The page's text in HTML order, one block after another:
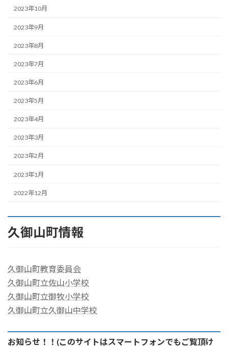
2023年10月
2023年9月
2023年8月
2023年7月
2023年6月
2023年5月
2023年4月
2023年3月
2023年2月
2023年1月
2022年12月
久御山町情報
久御山町教育委員会
久御山町立佐山小学校
久御山町立御牧小学校
久御山町立久御山中学校
お知らせ！！(このサイトはスマートフォンでもご覧頂け